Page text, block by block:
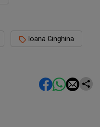
Ioana Ginghina